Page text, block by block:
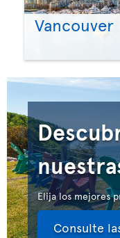
Vancouver
Elija los mejores
Consulte